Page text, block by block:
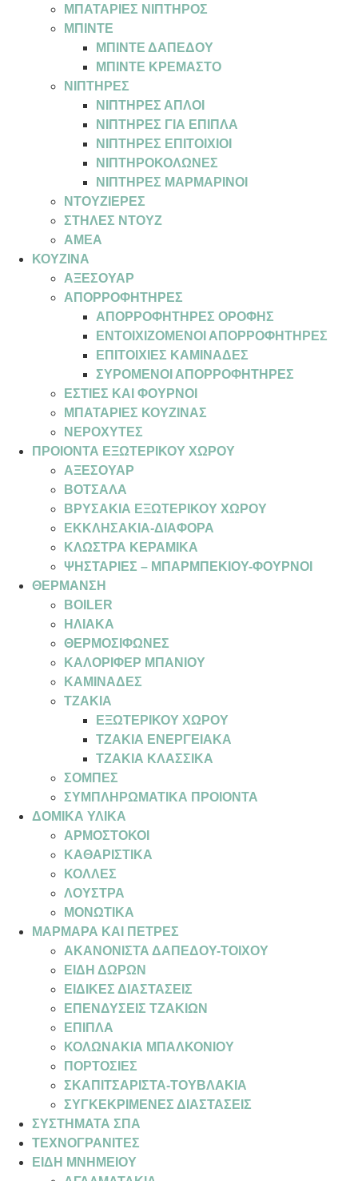
ΜΠΑΤΑΡΙΕΣ ΝΙΠΤΗΡΟΣ
ΜΠΙΝΤΕ
ΜΠΙΝΤΕ ΔΑΠΕΔΟΥ
ΜΠΙΝΤΕ ΚΡΕΜΑΣΤΟ
ΝΙΠΤΗΡΕΣ
ΝΙΠΤΗΡΕΣ ΑΠΛΟΙ
ΝΙΠΤΗΡΕΣ ΓΙΑ ΕΠΙΠΛΑ
ΝΙΠΤΗΡΕΣ ΕΠΙΤΟΙΧΙΟΙ
ΝΙΠΤΗΡΟΚΟΛΩΝΕΣ
ΝΙΠΤΗΡΕΣ ΜΑΡΜΑΡΙΝΟΙ
ΝΤΟΥΖΙΕΡΕΣ
ΣΤΗΛΕΣ ΝΤΟΥΖ
ΑΜΕΑ
ΚΟΥΖΙΝΑ
ΑΞΕΣΟΥΑΡ
ΑΠΟΡΡΟΦΗΤΗΡΕΣ
ΑΠΟΡΡΟΦΗΤΗΡΕΣ ΟΡΟΦΗΣ
ΕΝΤΟΙΧΙΖΟΜΕΝΟΙ ΑΠΟΡΡΟΦΗΤΗΡΕΣ
ΕΠΙΤΟΙΧΙΕΣ ΚΑΜΙΝΑΔΕΣ
ΣΥΡΟΜΕΝΟΙ ΑΠΟΡΡΟΦΗΤΗΡΕΣ
ΕΣΤΙΕΣ ΚΑΙ ΦΟΥΡΝΟΙ
ΜΠΑΤΑΡΙΕΣ ΚΟΥΖΙΝΑΣ
ΝΕΡΟΧΥΤΕΣ
ΠΡΟΙΟΝΤΑ ΕΞΩΤΕΡΙΚΟΥ ΧΩΡΟΥ
ΑΞΕΣΟΥΑΡ
ΒΟΤΣΑΛΑ
ΒΡΥΣΑΚΙΑ ΕΞΩΤΕΡΙΚΟΥ ΧΩΡΟΥ
ΕΚΚΛΗΣΑΚΙΑ-ΔΙΑΦΟΡΑ
ΚΛΩΣΤΡΑ ΚΕΡΑΜΙΚΑ
ΨΗΣΤΑΡΙΕΣ – ΜΠΑΡΜΠΕΚΙΟΥ-ΦΟΥΡΝΟΙ
ΘΕΡΜΑΝΣΗ
BOILER
ΗΛΙΑΚΑ
ΘΕΡΜΟΣΙΦΩΝΕΣ
ΚΑΛΟΡΙΦΕΡ ΜΠΑΝΙΟΥ
ΚΑΜΙΝΑΔΕΣ
ΤΖΑΚΙΑ
ΕΞΩΤΕΡΙΚΟΥ ΧΩΡΟΥ
ΤΖΑΚΙΑ ΕΝΕΡΓΕΙΑΚΑ
ΤΖΑΚΙΑ ΚΛΑΣΣΙΚΑ
ΣΟΜΠΕΣ
ΣΥΜΠΛΗΡΩΜΑΤΙΚΑ ΠΡΟΙΟΝΤΑ
ΔΟΜΙΚΑ ΥΛΙΚΑ
ΑΡΜΟΣΤΟΚΟΙ
ΚΑΘΑΡΙΣΤΙΚΑ
ΚΟΛΛΕΣ
ΛΟΥΣΤΡΑ
ΜΟΝΩΤΙΚΑ
ΜΑΡΜΑΡΑ ΚΑΙ ΠΕΤΡΕΣ
ΑΚΑΝΟΝΙΣΤΑ ΔΑΠΕΔΟΥ-ΤΟΙΧΟΥ
ΕΙΔΗ ΔΩΡΩΝ
ΕΙΔΙΚΕΣ ΔΙΑΣΤΑΣΕΙΣ
ΕΠΕΝΔΥΣΕΙΣ ΤΖΑΚΙΩΝ
ΕΠΙΠΛΑ
ΚΟΛΩΝΑΚΙΑ ΜΠΑΛΚΟΝΙΟΥ
ΠΟΡΤΟΣΙΕΣ
ΣΚΑΠΙΤΣΑΡΙΣΤΑ-ΤΟΥΒΛΑΚΙΑ
ΣΥΓΚΕΚΡΙΜΕΝΕΣ ΔΙΑΣΤΑΣΕΙΣ
ΣΥΣΤΗΜΑΤΑ ΣΠΑ
ΤΕΧΝΟΓΡΑΝΙΤΕΣ
ΕΙΔΗ ΜΝΗΜΕΙΟΥ